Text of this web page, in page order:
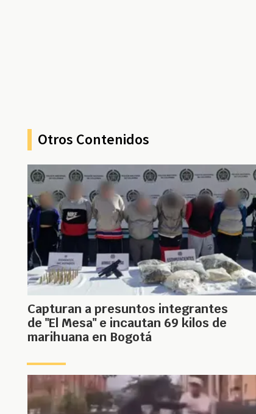
Otros Contenidos
Capturan a presuntos integrantes
de "El Mesa" e incautan 69 kilos de
marihuana en Bogotá